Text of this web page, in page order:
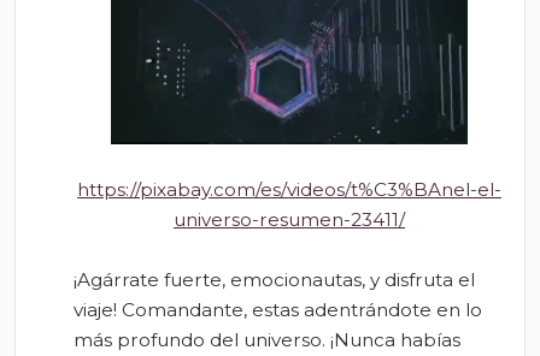
https://pixabay.com/es/videos/t%C3%BAnel-el-
universo-resumen-23411/
¡Agárrate fuerte, emocionautas, y disfruta el
viaje! Comandante, estas adentrándote en lo
más profundo del universo. ¡Nunca habías